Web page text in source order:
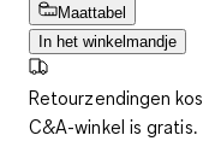
Maattabel
In het winkelmandje
Retourzendingen
C&A-winkel is gratis.